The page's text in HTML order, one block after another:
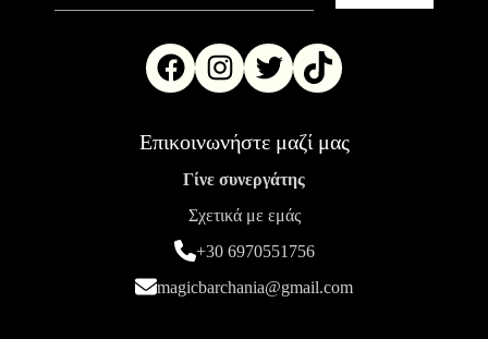
Επικοινωνήστε μαζί μας
Γίνε συνεργάτης
Σχετικά με εμάς
+30 6970551756
magicbarchania@gmail.com